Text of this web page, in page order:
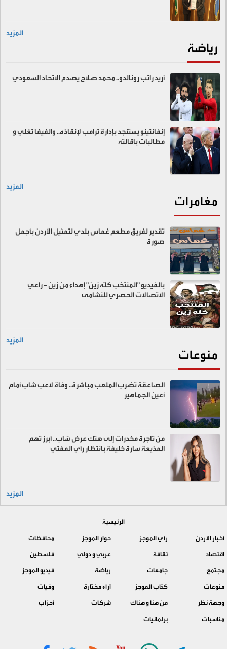
المزيد
رياضة
أريد راتب رونالدو.. محمد صلاح يصدم الاتحاد السعودي
إنفانتينو يستنجد بإدارة ترامب لإنقاذه.. والفيفا تغلي و
مطالبات باقالته
المزيد
مغامرات
تقدير لفريق مطعم غماس بلدي لتمثيل الأردن بأجمل
صورة
بالفيديو "المنتخب كلّه زين" إهداء من زين - راعي
الاتصالات الحصري للنشامى
المزيد
منوعات
الصاعقة تضرب الملعب مباشرة.. وفاة لاعب شاب أمام
أعين الجماهير
من تاجرة مخدرات إلى هتك عرض شاب.. أبرز تهم
المذيعة سارة خليفة بانتظار رأي المفتي
المزيد
الرئيسية
أخبار الأردن
رأي الموجز حوار الموجز
محافظات
اقتصاد
ثقافة عربي و دولي
فلسطين
مجتمع
جامعات رياضة
فيديو الموجز
منوعات
كتّاب الموجز آراء مختارة
وفيات
وجهة نظر
من هنا و هناك شركات
أحزاب
مناسبات
برلمانيات